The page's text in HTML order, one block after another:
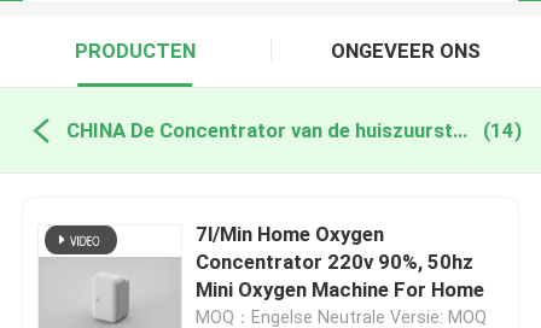
PRODUCTEN ONGEVEER ONS
CHINA De Concentrator van de huiszuurstof (14)
7l/Min Home Oxygen
Concentrator 220v 90%, 50hz
Mini Oxygen Machine For Home
MOQ：Engelse Neutrale Versie: MOQ